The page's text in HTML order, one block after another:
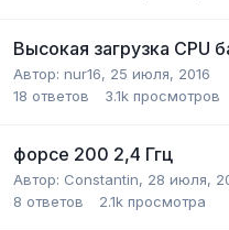
Высокая загрузка CPU
Автор: nur16, 25 июля, 2016
18 ответов 3.1k просмотров
форсе 200 2,4 Ггц
Автор: Constantin, 28 июля,
8 ответов 2.1k просмотра